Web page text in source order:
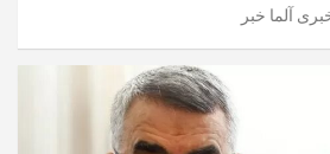
آلما خبر